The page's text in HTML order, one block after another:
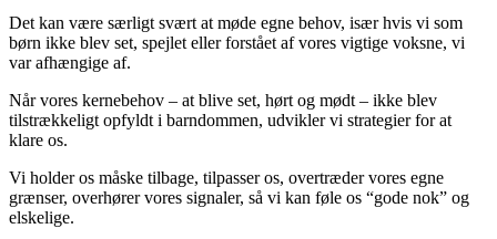
Det kan være særligt svært at møde egne behov, især hvis vi som
børn ikke blev set, spejlet eller forstået af vores vigtige voksne, vi
var afhængige af.
Når vores kernebehov – at blive set, hørt og mødt – ikke blev
tilstrækkeligt opfyldt i barndommen, udvikler vi strategier for at
klare os.
Vi holder os måske tilbage, tilpasser os, overtræder vores egne
grænser, overhører vores signaler, så vi kan føle os “gode nok” og
elskelige.